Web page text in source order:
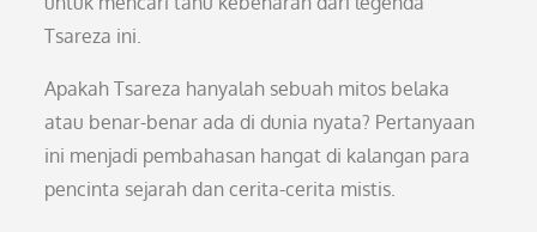
Tsareza ini.
Apakah Tsareza hanyalah sebuah mitos belaka
atau benar-benar ada di dunia nyata? Pertanyaan
ini menjadi pembahasan hangat di kalangan para
pencinta sejarah dan cerita-cerita mistis.